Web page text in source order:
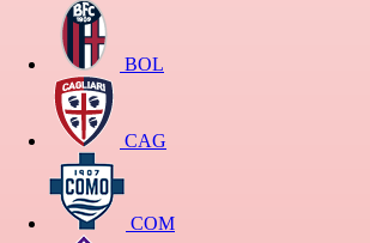
BOL
CAG
COM